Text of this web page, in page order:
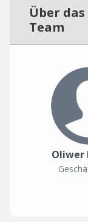
Über das
Team
Oliwer